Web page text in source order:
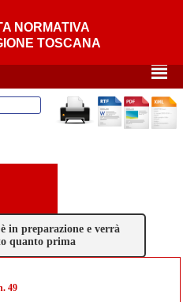
NORMATIVA
TOSCANA
²
in preparazione e verrà
quanto prima
49